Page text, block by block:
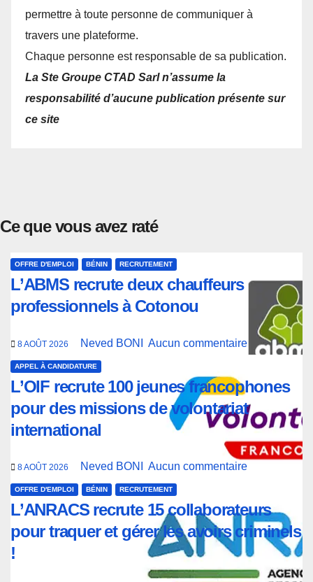
permettre à toute personne de communiquer à
travers une plateforme.
Chaque personne est responsable de sa publication.
La Ste Groupe CTAD Sarl n’assume la
responsabilité d’aucune publication présente sur
ce site
Ce que vous avez raté
OFFRE D'EMPLOI BÉNIN RECRUTEMENT
L’ABMS recrute deux chauffeurs
professionnels à Cotonou
8 AOÛT 2026 Neved BONI Aucun commentaire
APPEL À CANDIDATURE
L’OIF recrute 100 jeunes francophones
pour des missions de volontariat
international
8 AOÛT 2026 Neved BONI Aucun commentaire
OFFRE D'EMPLOI BÉNIN RECRUTEMENT
L’ANRACS recrute 15 collaborateurs
pour traquer et gérer les avoirs criminels
!